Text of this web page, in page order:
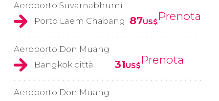
Aeroporto Suvarnabhumi
Porto Laem Chabang 87US$Prenota
Aeroporto Don Muang
Bangkok città
31US$Prenota
Aeroporto Don Muang